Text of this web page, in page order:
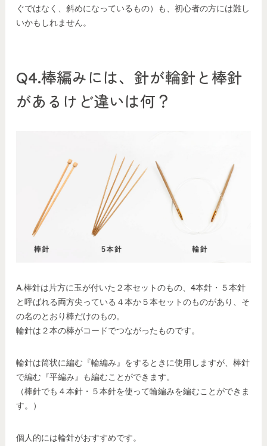
ぐではなく、斜めになっているもの）も、初心者の方には難し
いかもしれません。
Q4.棒編みには、針が輪針と棒針
があるけど違いは何？
A.棒針は片方に玉が付いた２本セットのもの、4本針・５本針
と呼ばれる両方尖っている４本か５本セットのものがあり、そ
の名のとおり棒だけのもの。
輪針は２本の棒がコードでつながったものです。
輪針は筒状に編む『輪編み』をするときに使用しますが、棒針
で編む『平編み』も編むことができます。
（棒針でも４本針・５本針を使って輪編みを編むことができま
す。）
個人的には輪針がおすすめです。